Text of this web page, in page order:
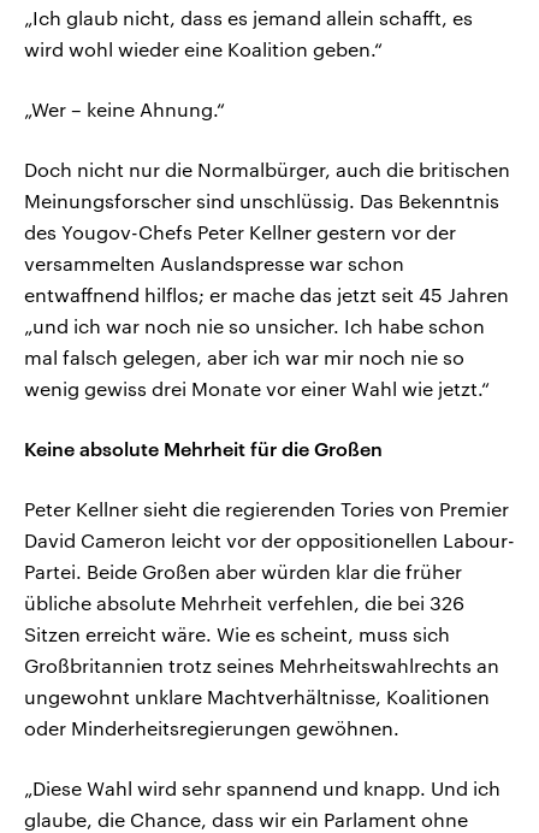
„Ich glaub nicht, dass es jemand allein schafft, es
wird wohl wieder eine Koalition geben.“
„Wer – keine Ahnung.“
Doch nicht nur die Normalbürger, auch die britischen
Meinungsforscher sind unschlüssig. Das Bekenntnis
des Yougov-Chefs Peter Kellner gestern vor der
versammelten Auslandspresse war schon
entwaffnend hilflos; er mache das jetzt seit 45 Jahren
„und ich war noch nie so unsicher. Ich habe schon
mal falsch gelegen, aber ich war mir noch nie so
wenig gewiss drei Monate vor einer Wahl wie jetzt.“
Keine absolute Mehrheit für die Großen
Peter Kellner sieht die regierenden Tories von Premier
David Cameron leicht vor der oppositionellen Labour-
Partei. Beide Großen aber würden klar die früher
übliche absolute Mehrheit verfehlen, die bei 326
Sitzen erreicht wäre. Wie es scheint, muss sich
Großbritannien trotz seines Mehrheitswahlrechts an
ungewohnt unklare Machtverhältnisse, Koalitionen
oder Minderheitsregierungen gewöhnen.
„Diese Wahl wird sehr spannend und knapp. Und ich
glaube, die Chance, dass wir ein Parlament ohne